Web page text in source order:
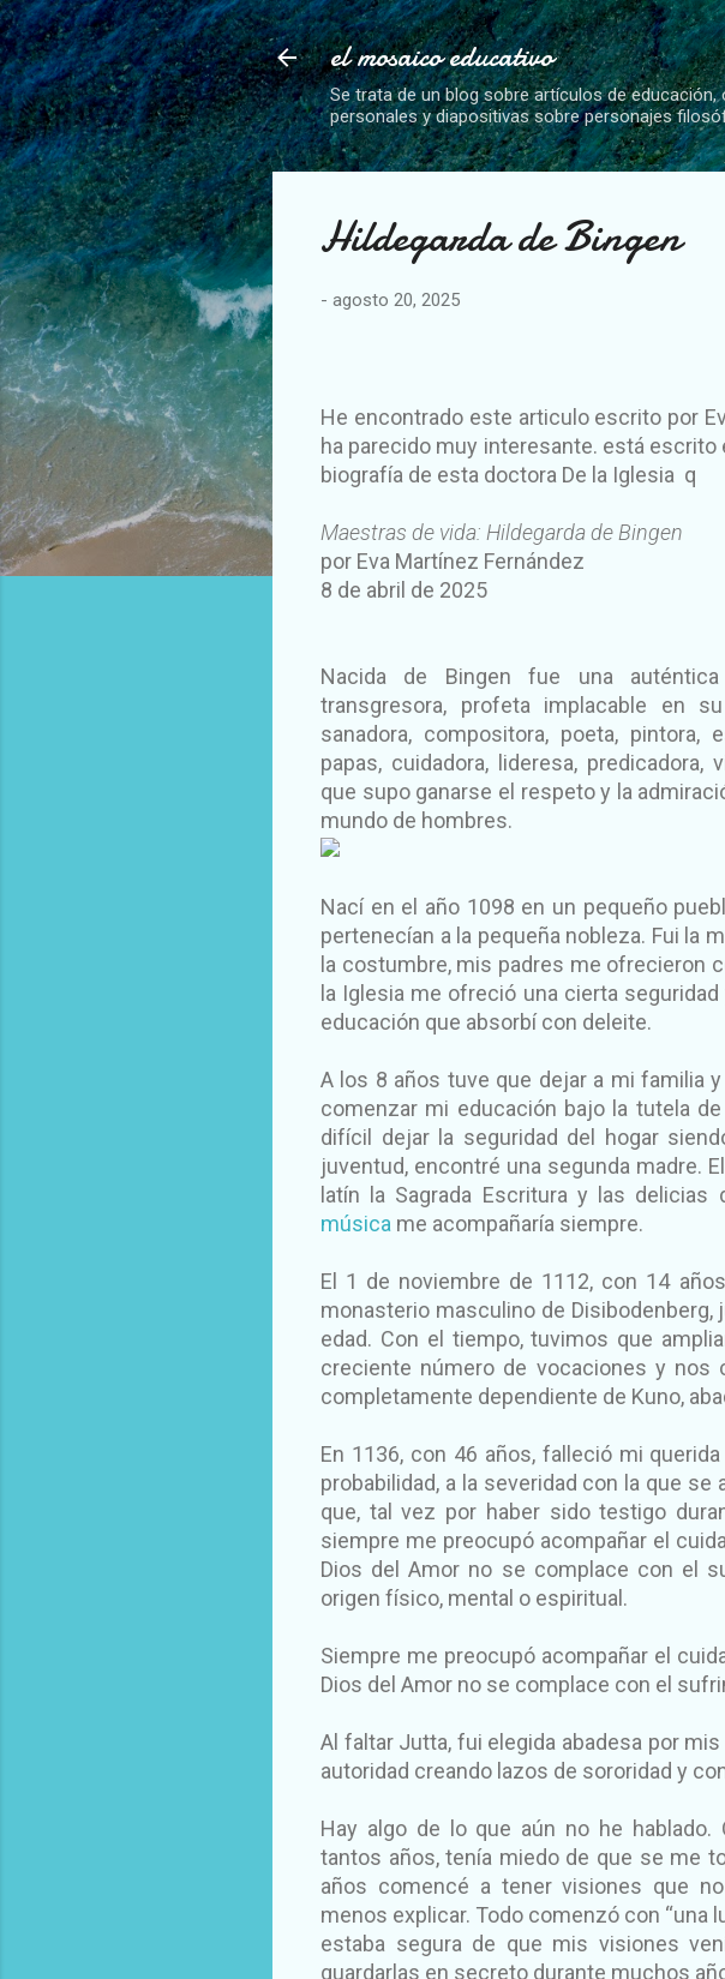
el mosaico educativo
Se trata de un blog sobre artículos de
personales y diapositivas sobre personajes
Hildegarda de Bingen
- agosto 20, 2025
He encontrado este articulo escrito por
ha parecido muy interesante. está
biografía de esta doctora De la Iglesia q
Maestras de vida: Hildegarda de Bingen
por Eva Martínez Fernández
8 de abril de 2025
Nacida de Bingen fue una
transgresora, profeta implacable en
sanadora, compositora, poeta,
papas, cuidadora, lideresa,
que supo ganarse el respeto y la
mundo de hombres.
Nací en el año 1098 en un pequeño
pertenecían a la pequeña nobleza. Fui la
la costumbre, mis padres me ofrecieron
la Iglesia me ofreció una cierta
educación que absorbí con deleite.
A los 8 años tuve que dejar a mi familia
comenzar mi educación bajo la tutela
difícil dejar la seguridad del hogar
juventud, encontré una segunda madre.
latín la Sagrada Escritura y las delicias
música me acompañaría siempre.
El 1 de noviembre de 1112, con 14
monasterio masculino de
edad. Con el tiempo, tuvimos que
creciente número de vocaciones y nos
completamente dependiente de Kuno,
En 1136, con 46 años, falleció mi
probabilidad, a la severidad con la que
que, tal vez por haber sido testigo
siempre me preocupó acompañar el
Dios del Amor no se complace con el
origen físico, mental o espiritual.
Siempre me preocupó acompañar el
Dios del Amor no se complace con el
Al faltar Jutta, fui elegida abadesa por
autoridad creando lazos de sororidad y
Hay algo de lo que aún no he
tantos años, tenía miedo de que se me
años comencé a tener visiones que
menos explicar. Todo comenzó con “una
estaba segura de que mis visiones
guardarlas en secreto durante muchos